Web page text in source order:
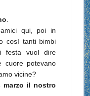
qui, poi in
così tanti bimbi
festa vuol dire
cuore potevano
vicine?
marzo il nostro